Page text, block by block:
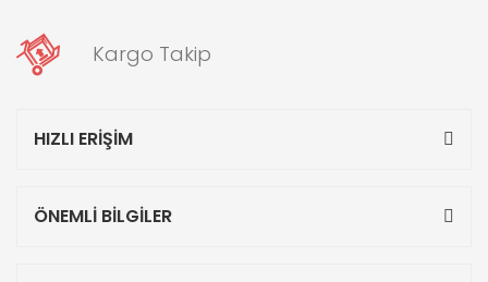
Kargo Takip
HIZLI ERİŞİM
ÖNEMLİ BİLGİLER